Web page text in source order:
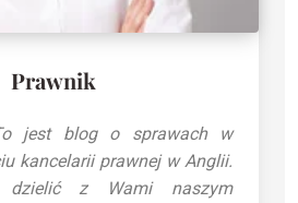
Prawnik
jest blog o sprawach w
kancelarii prawnej w Anglii.
dzielić z Wami naszym